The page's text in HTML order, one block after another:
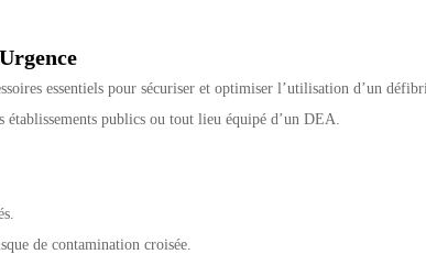
essentiels pour sécuriser et optimiser l’utilisation d’un
publics ou tout lieu équipé d’un DEA.
de contamination croisée.